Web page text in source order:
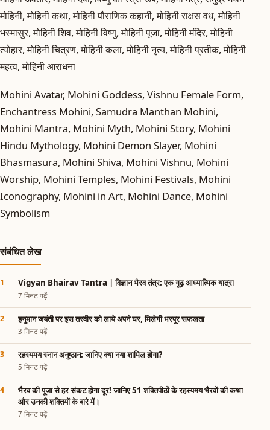
मोहिनी, मोहिनी कथा, मोहिनी पौराणिक कहानी, मोहिनी राक्षस वध, मोहिनी
भस्मासुर, मोहिनी शिव, मोहिनी विष्णु, मोहिनी पूजा, मोहिनी मंदिर, मोहिनी
त्योहार, मोहिनी चित्रण, मोहिनी कला, मोहिनी नृत्य, मोहिनी प्रतीक, मोहिनी
महत्व, मोहिनी आराधना
Mohini Avatar, Mohini Goddess, Vishnu Female Form,
Enchantress Mohini, Samudra Manthan Mohini,
Mohini Mantra, Mohini Myth, Mohini Story, Mohini
Hindu Mythology, Mohini Demon Slayer, Mohini
Bhasmasura, Mohini Shiva, Mohini Vishnu, Mohini
Worship, Mohini Temples, Mohini Festivals, Mohini
Iconography, Mohini in Art, Mohini Dance, Mohini
Symbolism
संबंधित लेख
Vigyan Bhairav Tantra | विज्ञान भैरव तंत्र: एक गूढ़ आध्यात्मिक यात्रा
7 मिनट पढ़ें
हनुमान जयंती पर इस तस्वीर को लाये अपने घर, मिलेगी भरपूर सफलता
3 मिनट पढ़ें
रहस्यमय स्नान अनुष्ठान: जानिए क्या नया शामिल होगा?
5 मिनट पढ़ें
भैरव की पूजा से हर संकट होगा दूर! जानिए 51 शक्तिपीठों के रहस्यमय भैरवों की कथा
और उनकी शक्तियों के बारे में।
7 मिनट पढ़ें